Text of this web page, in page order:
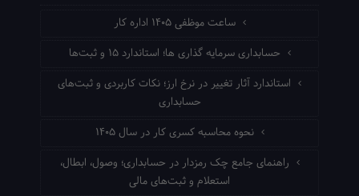
ساعت موظفی ۱۴۰۵ اداره کار
حسابداری سرمایه گذاری ها؛ استاندارد ۱۵ و ثبت‌ها
استاندارد آثار تغییر در نرخ ارز؛ نکات کاربردی و ثبت‌های
حسابداری
نحوه محاسبه کسری کار در سال ۱۴۰۵
راهنمای جامع چک رمزدار در حسابداری؛ وصول، ابطال،
استعلام و ثبت‌های مالی